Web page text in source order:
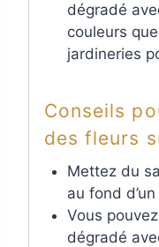
dégradé
couleurs
jardineries
Conseils
des fleurs
Mettez du
au fond
Vous
dégradé